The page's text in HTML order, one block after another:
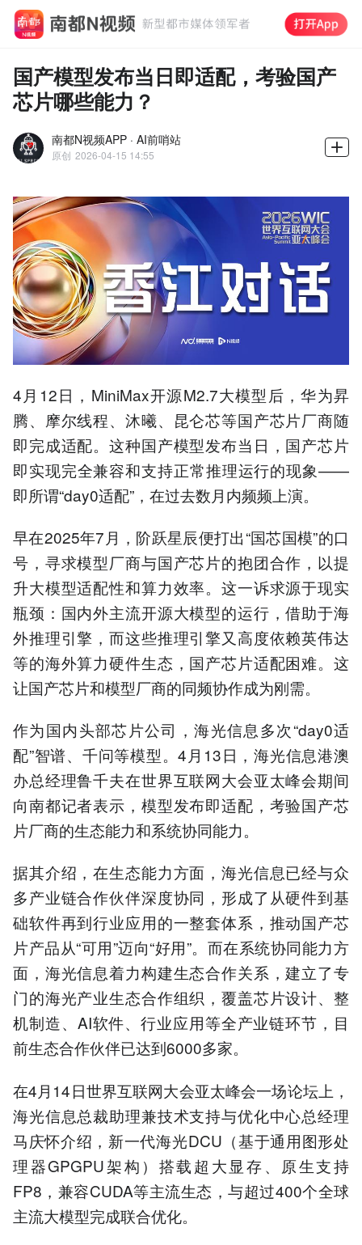
国产模型发布当日即适配，考验国产
芯片哪些能力？
南都N视频APP · AI前哨站
原创 2026-04-15 14:55
4月12日，MiniMax开源M2.7大模型后，华为昇
腾、摩尔线程、沐曦、昆仑芯等国产芯片厂商随
即完成适配。这种国产模型发布当日，国产芯片
即实现完全兼容和支持正常推理运行的现象——
即所谓“day0适配”，在过去数月内频频上演。
早在2025年7月，阶跃星辰便打出“国芯国模”的口
号，寻求模型厂商与国产芯片的抱团合作，以提
升大模型适配性和算力效率。这一诉求源于现实
瓶颈：国内外主流开源大模型的运行，借助于海
外推理引擎，而这些推理引擎又高度依赖英伟达
等的海外算力硬件生态，国产芯片适配困难。这
让国产芯片和模型厂商的同频协作成为刚需。
作为国内头部芯片公司，海光信息多次“day0适
配”智谱、千问等模型。4月13日，海光信息港澳
办总经理鲁千夫在世界互联网大会亚太峰会期间
向南都记者表示，模型发布即适配，考验国产芯
片厂商的生态能力和系统协同能力。
据其介绍，在生态能力方面，海光信息已经与众
多产业链合作伙伴深度协同，形成了从硬件到基
础软件再到行业应用的一整套体系，推动国产芯
片产品从“可用”迈向“好用”。而在系统协同能力方
面，海光信息着力构建生态合作关系，建立了专
门的海光产业生态合作组织，覆盖芯片设计、整
机制造、AI软件、行业应用等全产业链环节，目
前生态合作伙伴已达到6000多家。
在4月14日世界互联网大会亚太峰会一场论坛上，
海光信息总裁助理兼技术支持与优化中心总经理
马庆怀介绍，新一代海光DCU（基于通用图形处
理器GPGPU架构）搭载超大显存、原生支持
FP8，兼容CUDA等主流生态，与超过400个全球
主流大模型完成联合优化。